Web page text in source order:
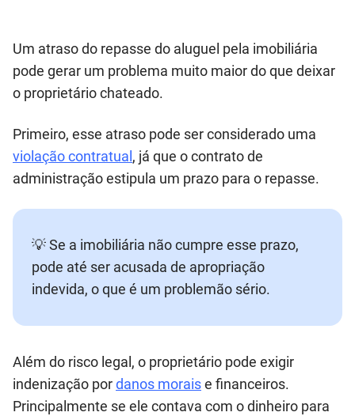
Um atraso do repasse do aluguel pela imobiliária
pode gerar um problema muito maior do que deixar
o proprietário chateado.
Primeiro, esse atraso pode ser considerado uma
violação contratual , já que o contrato de
administração estipula um prazo para o repasse.
💡 Se a imobiliária não cumpre esse prazo,
pode até ser acusada de apropriação
indevida, o que é um problemão sério.
Além do risco legal, o proprietário pode exigir
indenização pordanos moraise financeiros.
Principalmente se ele contava com o dinheiro para